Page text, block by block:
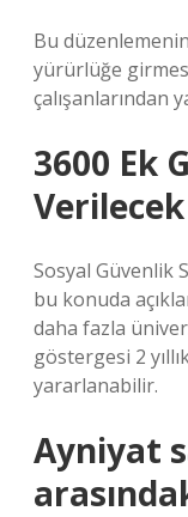
Bu
yürürlüğe
çalışanlarından
3600 Ek
Sosyal Güvenlik
bu konuda
daha fazla
göstergesi 2
yararlanabilir.
Ayniyat